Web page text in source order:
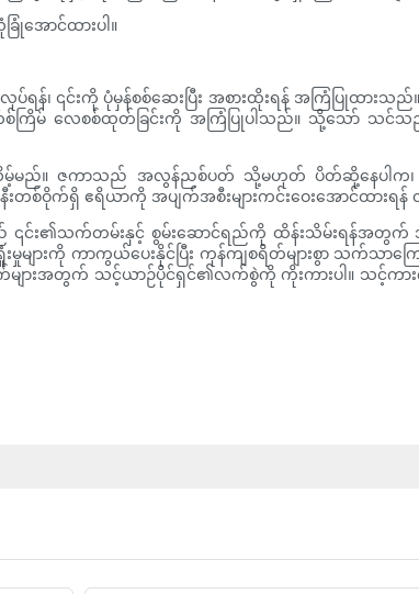
အောင်ထားပါ။
န်၊ ၎င်းကို ပုံမှန်စစ်ဆေးပြီး အစားထိုးရန် အကြံပြုထားသ
စ်ကြိမ် လေစစ်ထုတ်ခြင်းကို အကြံပြုပါသည်။ သို့သော် သင်
မည်။ ဇကာသည် အလွန်ညစ်ပတ် သို့မဟုတ် ပိတ်ဆို့နေပါက၊ ၎င်
ဝိုက်ရှိ ဧရိယာကို အပျက်အစီးများကင်းဝေးအောင်ထားရ
၎င်း၏သက်တမ်းနှင့် စွမ်းဆောင်ရည်ကို ထိန်းသိမ်းရန်အတွက် အ
မှုများကို ကာကွယ်ပေးနိုင်ပြီး ကုန်ကျစရိတ်များစွာ သက်သာက
ျက်များအတွက် သင့်ယာဉ်ပိုင်ရှင်၏လက်စွဲကို ကိုးကားပါ။ သင့်